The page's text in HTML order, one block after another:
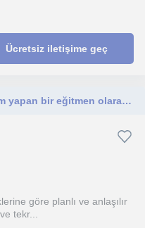
Ücretsiz iletişime geç
Kendimi sabırlı ve anlaşılır anlatım yapan bir eğitmen olarak tanımlarım. Derslerim ilkokul ve ortaokul seviyesindeki öğrencilere
göre planlı ve anlaşılır
tekr...